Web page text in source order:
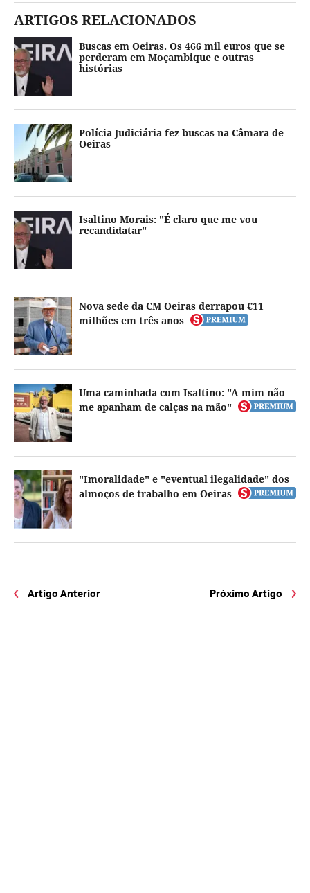
ARTIGOS RELACIONADOS
Buscas em Oeiras. Os 466 mil euros que se
perderam em Moçambique e outras
histórias
Polícia Judiciária fez buscas na Câmara de
Oeiras
Isaltino Morais: "É claro que me vou
recandidatar"
Nova sede da CM Oeiras derrapou €11
milhões em três anos
Uma caminhada com Isaltino: "A mim não
me apanham de calças na mão"
"Imoralidade" e "eventual ilegalidade" dos
almoços de trabalho em Oeiras
Artigo Anterior Próximo Artigo